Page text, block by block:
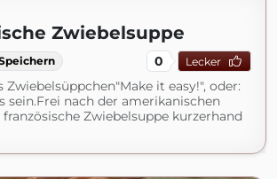
Zwiebelsuppe
0 Lecker
Zwiebelsüppchen"Make it easy!", oder:
sein.Frei nach der amerikanischen
Zwiebelsuppe kurzerhand